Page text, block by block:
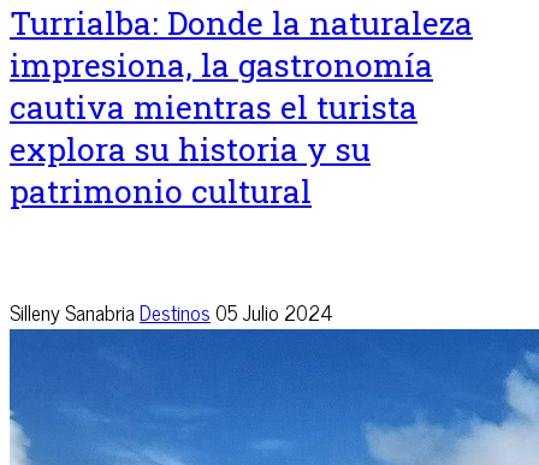
Turrialba: Donde la naturaleza
impresiona, la gastronomía
cautiva mientras el turista
explora su historia y su
patrimonio cultural
Silleny SanabriaDestinos05 Julio 2024